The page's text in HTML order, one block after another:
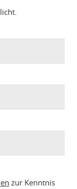
zur Kenntnis